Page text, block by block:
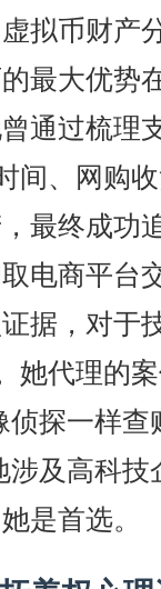
拟币财产
最大优势
通过梳理
间、网购
最终成功
电商平台
据，对于
她代理的
侦探一样查
涉及高科技
是首选。